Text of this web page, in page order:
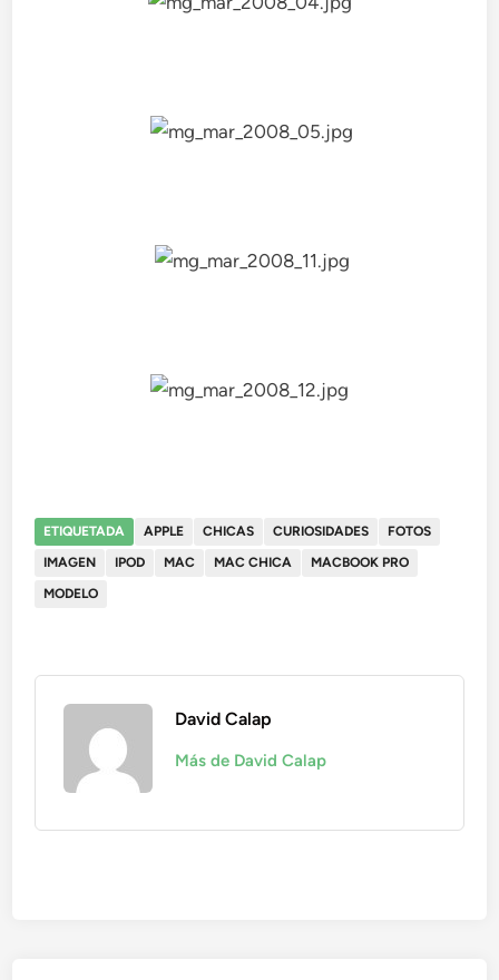
ETIQUETADA APPLE CHICAS CURIOSIDADES
FOTOS
IMAGEN
IPOD MAC MAC CHICA
MACBOOK PRO
MODELO
David Calap
Más de David Calap